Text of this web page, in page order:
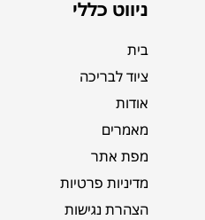
ניווט כללי
בית
ציוד לבריכה
אודות
מאמרים
מפת אתר
מדיניות פרטיות
הצהרת נגישות